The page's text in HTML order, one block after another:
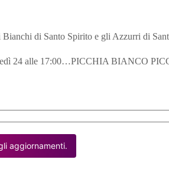
di Santo Spirito e gli Azzurri di
24 alle 17:00…PICCHIA BIANCO
aggiornamenti.